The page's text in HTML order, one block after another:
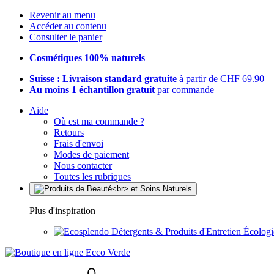
Revenir au menu
Accéder au contenu
Consulter le panier
Cosmétiques 100% naturels
Suisse : Livraison standard gratuite à partir de CHF 69.90
Au moins 1 échantillon gratuit par commande
Aide
Où est ma commande ?
Retours
Frais d'envoi
Modes de paiement
Nous contacter
Toutes les rubriques
Plus d'inspiration
Détergents & Produits d'Entretien